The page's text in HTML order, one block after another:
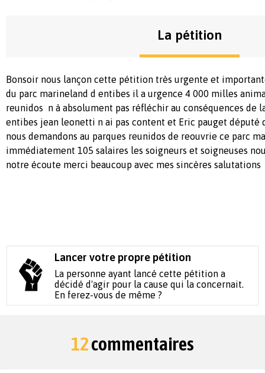
La pétition
Bonsoir nous lançon cette pétition très urgente et
du parc marineland d entibes il a urgence 4 000 milles
reunidos n à absolument pas réfléchir au conséquences de
entibes jean leonetti n ai pas content et Eric pauget député
nous demandons au parques reunidos de reouvrie ce parc
immédiatement 105 salaires les soigneurs et soigneuses
notre écoute merci beaucoup avec mes sincères salutations
Lancer votre propre pétition
La personne ayant lancé cette pétition a
décidé d'agir pour la cause qui la concernait.
En ferez-vous de même ?
12commentaires